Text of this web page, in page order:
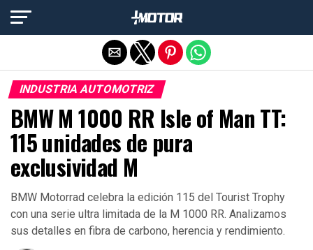
INDUSTRIA AUTOMOTRIZ
BMW M 1000 RR Isle of Man TT:
115 unidades de pura
exclusividad M
BMW Motorrad celebra la edición 115 del Tourist Trophy
con una serie ultra limitada de la M 1000 RR. Analizamos
sus detalles en fibra de carbono, herencia y rendimiento.
Salir de la versión móvil